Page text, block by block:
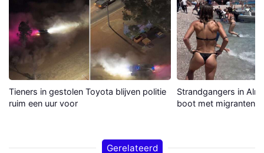
Tieners in gestolen Toyota blijven politie
ruim een uur voor
Strandgangers in
boot met migranten
Gerelateerd